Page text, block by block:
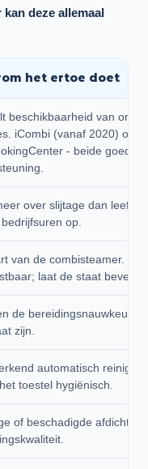
deze allemaal
het ertoe doet
beschikbaarheid van
iCombi (vanaf 2020) of
- beide goed,
over slijtage dan
op.
van de combisteamer.
laat de staat
de
zijn.
automatisch
toestel hygiënisch.
of beschadigde